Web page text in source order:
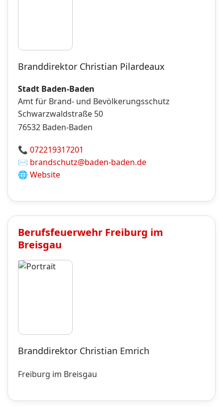
Branddirektor Christian Pilardeaux
Stadt Baden-Baden
Amt für Brand- und Bevölkerungsschutz
Schwarzwaldstraße 50
76532 Baden-Baden
📞 072219317201
✉️ brandschutz@baden-baden.de
🌐 Website
Berufsfeuerwehr Freiburg im
Breisgau
Branddirektor Christian Emrich
Freiburg im Breisgau